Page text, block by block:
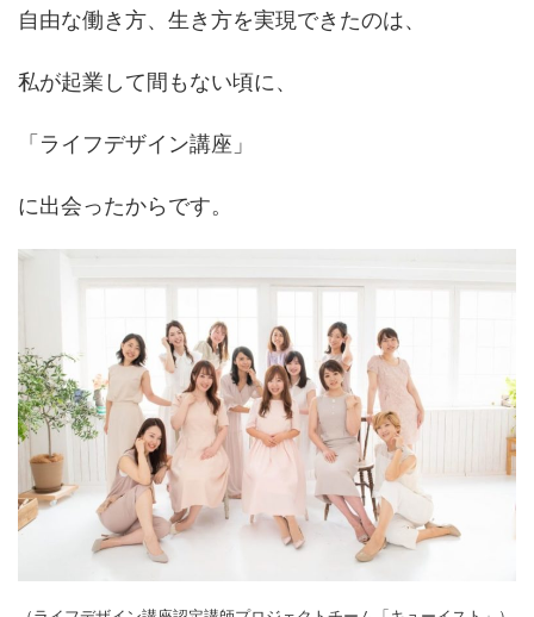
自由な働き方、生き方を実現できたのは、
私が起業して間もない頃に、
「ライフデザイン講座」
に出会ったからです。